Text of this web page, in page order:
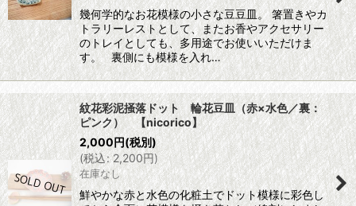
幾何学的なお花模様の小さな豆豆皿。 箸置きやカ
トラリーレストとして、またお香やアクセサリー
のトレイとしても、多用途でお使いいただけま
す。 裏側にも模様を入れ…
紋花彩泥掻落ドット 輪花豆皿（赤×水色／裏：
ピンク） 【nicorico】
2,000円(税別)
(税込: 2,200円)
在庫なし
鮮やかな赤と水色の化粧土でドット模様に彩色し